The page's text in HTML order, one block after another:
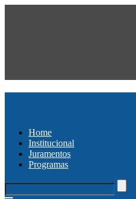
Home
Institucional
Juramentos
Programas